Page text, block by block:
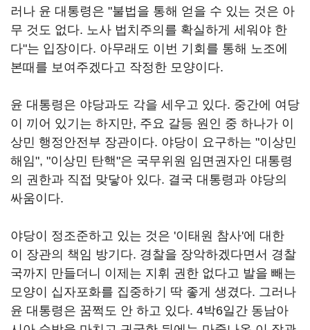
러나 윤 대통령은 "불법을 통해 얻을 수 있는 것은 아
무 것도 없다. 노사 법치주의를 확실하게 세워야 한
다"는 입장이다. 아무래도 이번 기회를 통해 노조에
본때를 보여주겠다고 작정한 모양이다.
윤 대통령은 야당과도 각을 세우고 있다. 중간에 여당
이 끼어 있기는 하지만, 주요 갈등 원인 중 하나가 이
상민 행정안전부 장관이다. 야당이 요구하는 "이상민
해임", "이상민 탄핵"은 국무위원 임면권자인 대통령
의 권한과 직접 맞닿아 있다. 결국 대통령과 야당의
싸움이다.
야당이 정조준하고 있는 것은 '이태원 참사'에 대한
이 장관의 책임 방기다. 경찰을 장악하겠다면서 경찰
국까지 만들더니 이제는 지휘 권한 없다고 발을 빼는
모양이 십자포화를 집중하기 딱 좋게 생겼다. 그러나
윤 대통령은 꿈쩍도 안 하고 있다. 4박6일간 동남아